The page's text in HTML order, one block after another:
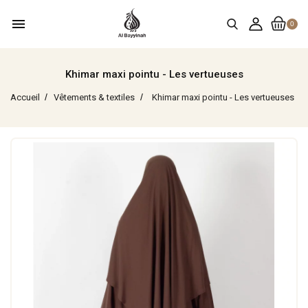
0
menu
Khimar maxi pointu - Les vertueuses
Accueil Vêtements & textiles Khimar maxi pointu - Les vertueuses